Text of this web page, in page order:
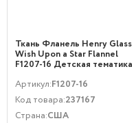
Ткань Фланель Henry Glass
Wish Upon a Star Flannel
F1207-16 Детская тематика
Артикул:F1207-16
Код товара:237167
Страна:США